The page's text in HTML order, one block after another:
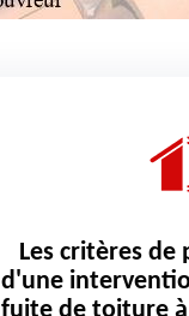
Les critères de
d'une